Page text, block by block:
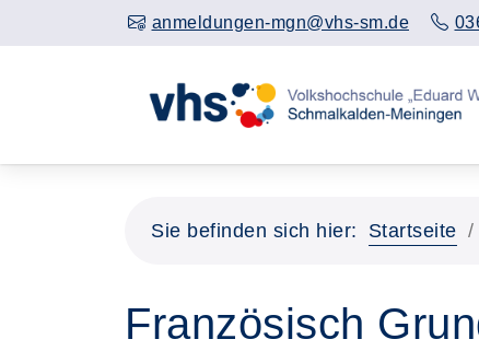
anmeldungen-mgn@vhs-sm.de
Sie befinden sich hier: Startseite
Französisch